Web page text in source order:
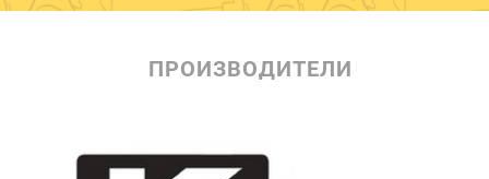
ПРОИЗВОДИТЕЛИ